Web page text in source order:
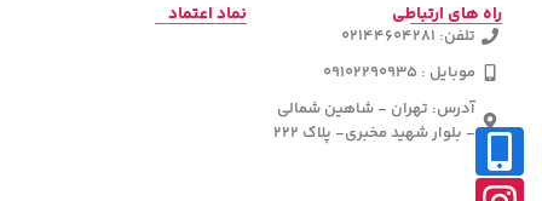
راه های ارتباطی
تلفن: 02144604281
موبایل : 09102290935
آدرس: تهران - شاهین شمالی
- بلوار شهید مخبری- پلاک 222
نماد اعتماد